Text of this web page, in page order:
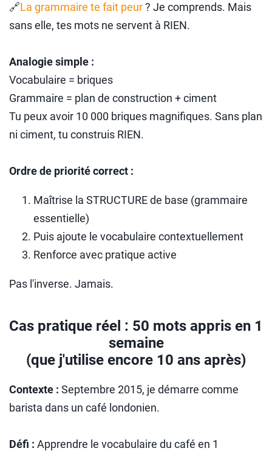
🔗La grammaire te fait peur? Je comprends. Mais
sans elle, tes mots ne servent à RIEN.
Analogie simple :
Vocabulaire = briques
Grammaire = plan de construction + ciment
Tu peux avoir 10 000 briques magnifiques. Sans plan
ni ciment, tu construis RIEN.
Ordre de priorité correct :
Maîtrise la STRUCTURE de base (grammaire
essentielle)
Puis ajoute le vocabulaire contextuellement
Renforce avec pratique active
Pas l'inverse. Jamais.
Cas pratique réel : 50 mots appris en 1
semaine
(que j'utilise encore 10 ans après)
Contexte : Septembre 2015, je démarre comme
barista dans un café londonien.
Défi : Apprendre le vocabulaire du café en 1